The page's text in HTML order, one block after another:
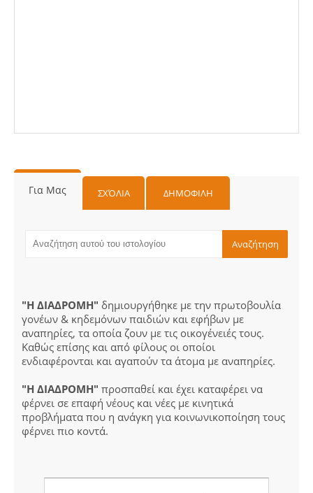
Για Μας ΣΧΌΛΙΑ ΔΗΜΟΦΙΛΗ
"Η ΔΙΑΔΡΟΜΗ" δημιουργήθηκε με την πρωτοβουλία
γονέων & κηδεμόνων παιδιών και εφήβων με
αναπηρίες, τα οποία ζουν με τις οικογένειές τους.
Καθώς επίσης και από φίλους οι οποίοι
ενδιαφέρονται και αγαπούν τα άτομα με αναπηρίες.
"Η ΔΙΑΔΡΟΜΗ" προσπαθεί και έχει καταφέρει να
φέρνει σε επαφή νέους και νέες με κινητικά
προβλήματα που η ανάγκη για κοινωνικοποίηση τους
φέρνει πιο κοντά.